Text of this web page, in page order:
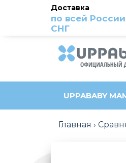
Доставка
по всей
СНГ
UPPABABY
Главная